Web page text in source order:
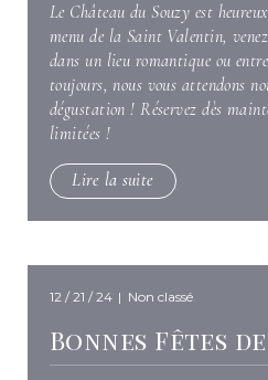
Le Château du Souzy est
menu de la Saint Valentin,
dans un lieu romantique ou
toujours, nous vous attendons
dégustation ! Réservez dès
limitées !
Lire la suite
12 / 21 / 24 | Non classé
Bonnes Fêtes